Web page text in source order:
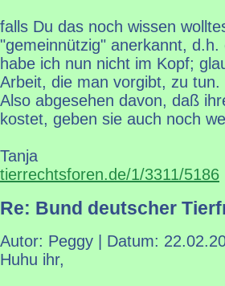
falls Du das noch wissen
"gemeinnützig" anerkannt,
habe ich nun nicht im Kopf;
Arbeit, die man vorgibt, zu tun.
Also abgesehen davon, daß
kostet, geben sie auch noch
Tanja
tierrechtsforen.de/1/3311/5186
Re: Bund deutscher
Autor: Peggy | Datum:
Huhu ihr,